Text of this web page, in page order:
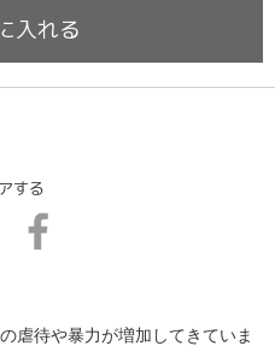
入れる
する
虐待や暴力が増加してきていま